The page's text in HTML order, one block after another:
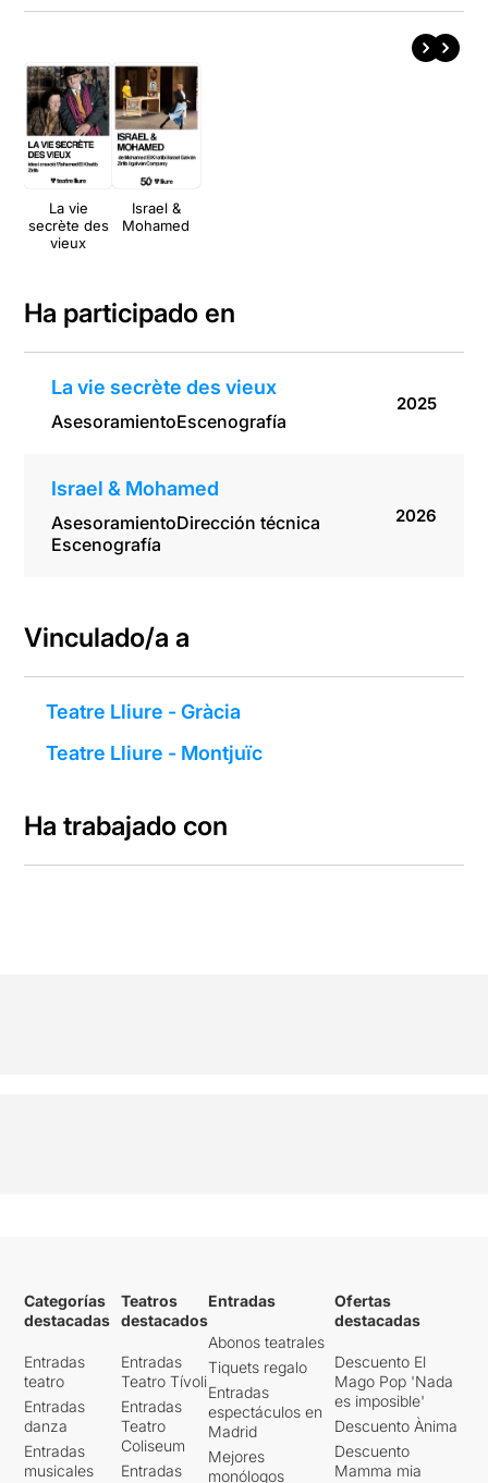
La vie
secrète des
vieux
Israel &
Mohamed
Ha participado en
La vie secrète des vieux
AsesoramientoEscenografía
2025
Israel & Mohamed
AsesoramientoDirección técnica
Escenografía
2026
Vinculado/a a
Teatre Lliure - Gràcia
Teatre Lliure - Montjuïc
Ha trabajado con
Categorías
destacadas
Entradas
teatro
Entradas
danza
Entradas
musicales
Teatros
destacados
Entradas
Teatro Tívoli
Entradas
Teatro
Coliseum
Entradas
Entradas
Abonos teatrales
Tiquets regalo
Entradas
espectáculos en
Madrid
Mejores
monólogos
Ofertas
destacadas
Descuento El
Mago Pop 'Nada
es imposible'
Descuento Ànima
Descuento
Mamma mia